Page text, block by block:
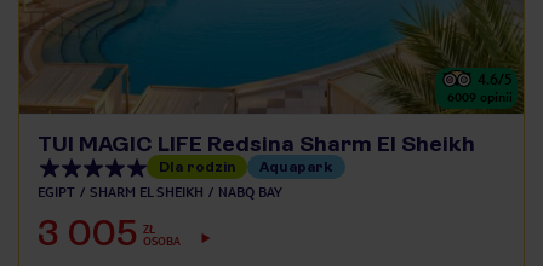
4.6/5
6009 opinii
TUI MAGIC LIFE Redsina Sharm El Sheikh
Dla rodzin Aquapark
EGIPT SHARM EL SHEIKH NABQ BAY
3 005 ZŁ
OSOBA